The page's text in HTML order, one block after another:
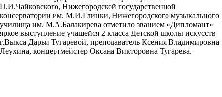
П.И.Чайковского, Нижегородской государственной
консерватории им. М.И.Глинки, Нижегородского музыкального
училища им. М.А.Балакирева отметило званием «Дипломант»
яркое выступление учащейся 2 класса Детской школы искусств
г.Выкса Дарьи Тугаревой, преподаватель Ксения Владимировна
Леухина, концертмейстер Оксана Викторовна Тугарева.